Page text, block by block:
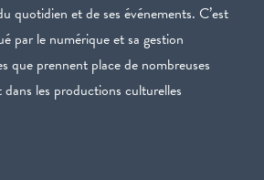
quotidien et de ses événements. C’est
par le numérique et sa gestion
que prennent place de nombreuses
dans les productions culturelles